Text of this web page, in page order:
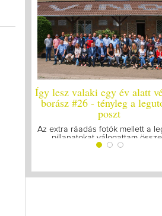
Így lesz valaki egy év alatt végzett
borász #26 - tényleg a legutolsó
Az extra ráadás fotók mellett a legjobb
pillanatokat válogattam össze...